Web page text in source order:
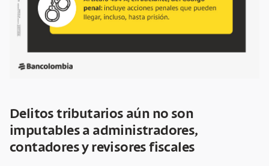
Delitos tributarios aún no son
imputables a administradores,
contadores y revisores fiscales